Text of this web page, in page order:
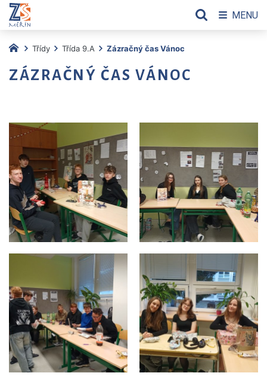
Třídy Třída 9.A Zázračný čas Vánoc
ZÁZRAČNÝ ČAS VÁNOC
MENU